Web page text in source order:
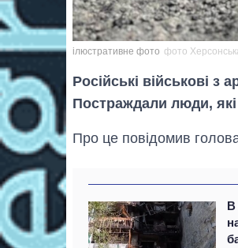
ілюстративне фото фото
Російські військові з
Постраждали люди,
Про це повідомив
В